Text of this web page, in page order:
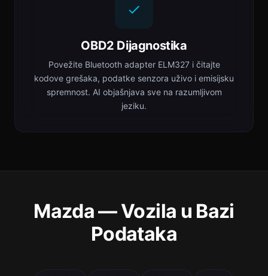
OBD2 Dijagnostika
Povežite Bluetooth adapter ELM327 i čitajte
kodove grešaka, podatke senzora uživo i emisijsku
spremnost. AI objašnjava sve na razumljivom
jeziku.
Mazda — Vozila u Bazi
Podataka